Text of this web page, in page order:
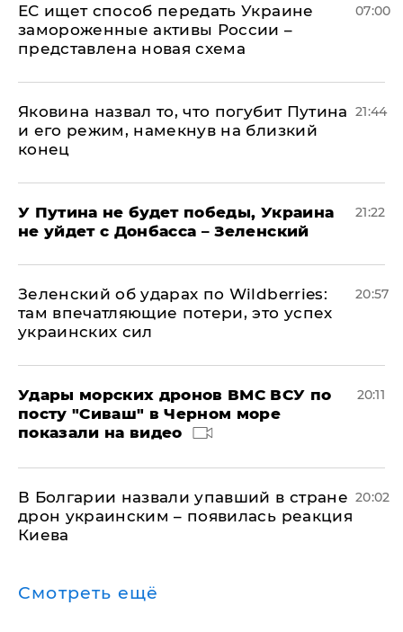
ЕС ищет способ передать Украине
замороженные активы России –
представлена новая схема
07:00
Яковина назвал то, что погубит Путина
и его режим, намекнув на близкий
конец
21:44
У Путина не будет победы, Украина
не уйдет с Донбасса – Зеленский
21:22
Зеленский об ударах по Wildberries:
там впечатляющие потери, это успех
украинских сил
20:57
Удары морских дронов ВМС ВСУ по
посту "Сиваш" в Черном море
показали на видео
20:11
В Болгарии назвали упавший в стране
дрон украинским – появилась реакция
Киева
20:02
Смотреть ещё